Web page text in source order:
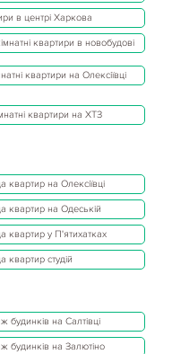
«подводные
того, как человек
дорожит своей
всю…
Детальніше...
в центрі Харкова
квартири в новобудові
квартири на Олексіївці
квартири на ХТЗ
квартир на Олексіївці
квартир на Одеській
квартир у П'ятихатках
квартир студій
будинків на Салтівці
будинків на Залютіно